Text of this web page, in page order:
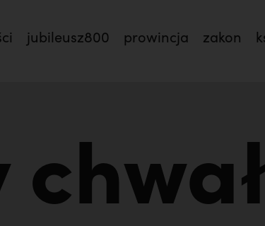
jubileusz800 prowincja zakon